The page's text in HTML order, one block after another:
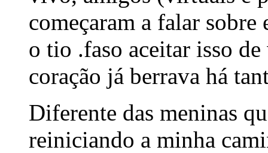
começaram a falar
o tio .faso aceitar isso
coração já berrava há
Diferente das meninas
reiniciando a minha